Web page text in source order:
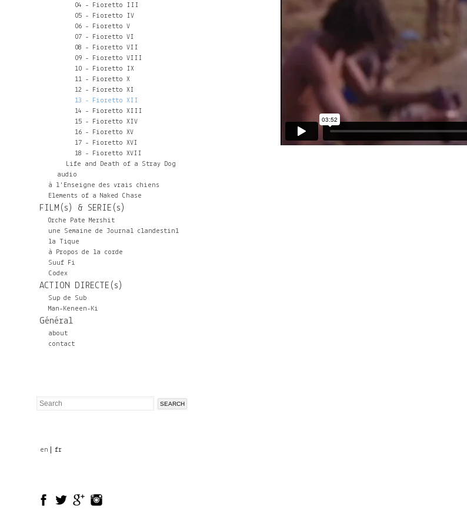
04 - Fioretto III
05 - Fioretto IV
06 - Fioretto V
07 - Fioretto VI
08 - Fioretto VII
09 - Fioretto VIII
10 - Fioretto IX
11 - Fioretto X
12 - Fioretto XI
13 - Fioretto XII
14 - Fioretto XIII
15 - Fioretto XIV
16 - Fioretto XV
17 - Fioretto XVI
18 - Fioretto XVII
Life and Death of a Stray Dog
audio
à l'Enseigne des vrais chiens
Elements of a Naked Chase
FILM(s) & SERIE(s)
Orche Pate Mershit
une Semaine de Journal clandestin1
la Tique
à Propos de la corde
Suuf Fi
Codex
ACTION DIRECTE(s)
Sup de Sub
Man-Keneen-Ki
Général
about
contact
Search
en fr